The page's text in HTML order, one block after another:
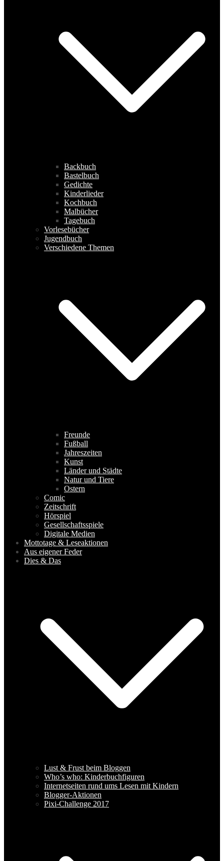
Backbuch
Bastelbuch
Gedichte
Kinderlieder
Kochbuch
Malbücher
Tagebuch
Vorlesebücher
Jugendbuch
Verschiedene Themen
Freunde
Fußball
Jahreszeiten
Kunst
Länder und Städte
Natur und Tiere
Ostern
Comic
Zeitschrift
Hörspiel
Gesellschaftsspiele
Digitale Medien
Mottotage & Leseaktionen
Aus eigener Feder
Dies & Das
Lust & Frust beim Bloggen
Who’s who: Kinderbuchfiguren
Internetseiten rund ums Lesen mit Kindern
Blogger-Aktionen
Pixi-Challenge 2017